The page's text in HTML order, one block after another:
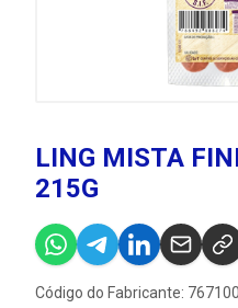
LING MISTA
215G
Código do Fabricante: 767100